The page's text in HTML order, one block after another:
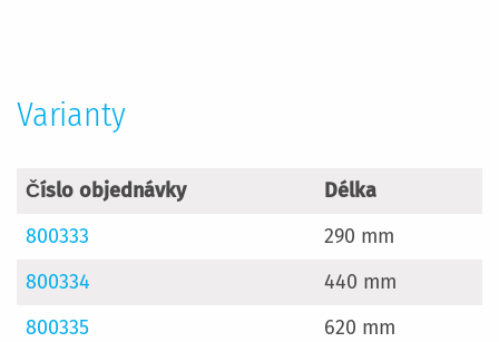
Varianty
Číslo objednávky
Délka
800333
290 mm
800334
440 mm
800335
620 mm